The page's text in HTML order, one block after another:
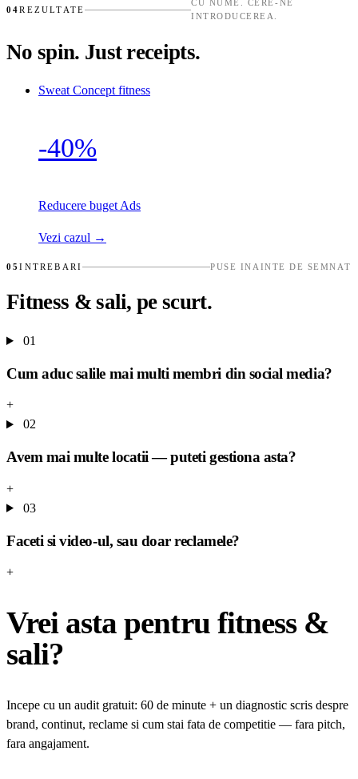
04REZULTATE
CU NUME. CERE-NE
INTRODUCEREA.
No spin. Just receipts.
Sweat Concept fitness
-40%
Reducere buget Ads
Vezi cazul →
05INTREBARI PUSE INAINTE DE SEMNAT
Fitness & sali, pe scurt.
01
Cum aduc salile mai multi membri din social media?
+
02
Avem mai multe locatii — puteti gestiona asta?
+
03
Faceti si video-ul, sau doar reclamele?
+
Vrei asta pentru fitness &
sali?
Incepe cu un audit gratuit: 60 de minute + un diagnostic scris despre
brand, continut, reclame si cum stai fata de competitie — fara pitch,
fara angajament.